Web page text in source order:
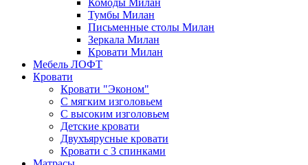
Комоды Милан
Тумбы Милан
Письменные столы Милан
Зеркала Милан
Кровати Милан
Мебель ЛОФТ
Кровати
Кровати "Эконом"
С мягким изголовьем
С высоким изголовьем
Детские кровати
Двухъярусные кровати
Кровати с 3 спинками